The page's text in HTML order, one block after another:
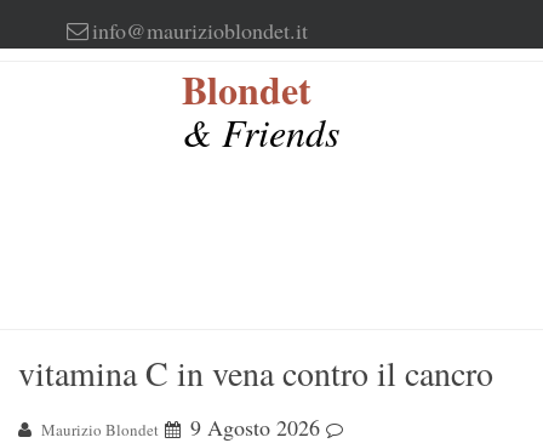
to
info@maurizioblondet.it
Blondet
& Friends
vitamina C in vena contro il cancro
Maurizio Blondet 9 Agosto 2026